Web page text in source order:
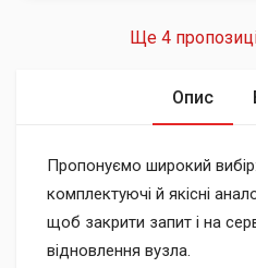
Опис
Пропонуємо широкий
комплектуючі й якісні
щоб закрити запит і на
відновлення вузла.